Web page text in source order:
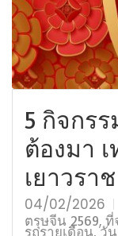
5 กิจกร
ต้องมา
เยาวราช
04/02/2026
ตรุษจีน 2569,ที่
รถรายเดือน วั